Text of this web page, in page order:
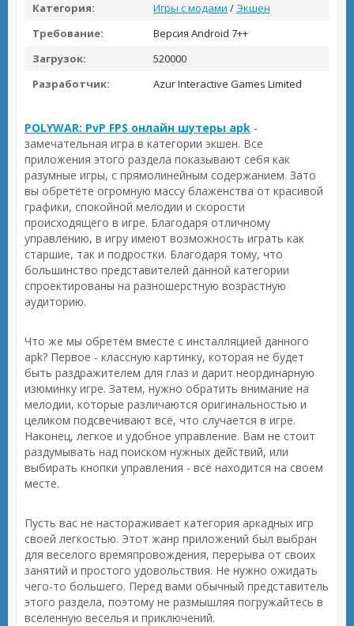
Категория:
Игры с модами / Экшен
Требование:
Версия Android 7++
Загрузок:
520000
Разработчик:
Azur Interactive Games Limited
POLYWAR: PvP FPS онлайн шутеры apk -
замечательная игра в категории экшен. Все
приложения этого раздела показывают себя как
разумные игры, с прямолинейным содержанием. Зато
вы обретёте огромную массу блаженства от красивой
графики, спокойной мелодии и скорости
происходящего в игре. Благодаря отличному
управлению, в игру имеют возможность играть как
старшие, так и подростки. Благодаря тому, что
большинство представителей данной категории
спроектированы на разношерстную возрастную
аудиторию.
Что же мы обретём вместе с инсталляцией данного
apk? Первое - классную картинку, которая не будет
быть раздражителем для глаз и дарит неординарную
изюминку игре. Затем, нужно обратить внимание на
мелодии, которые различаются оригинальностью и
целиком подсвечивают всё, что случается в игре.
Наконец, легкое и удобное управление. Вам не стоит
раздумывать над поиском нужных действий, или
выбирать кнопки управления - всё находится на своем
месте.
Пусть вас не настораживает категория аркадных игр
своей легкостью. Этот жанр приложений был выбран
для веселого времяпровождения, перерыва от своих
занятий и простого удовольствия. Не нужно ожидать
чего-то большего. Перед вами обычный представитель
этого раздела, поэтому не размышляя погружайтесь в
вселенную веселья и приключений.